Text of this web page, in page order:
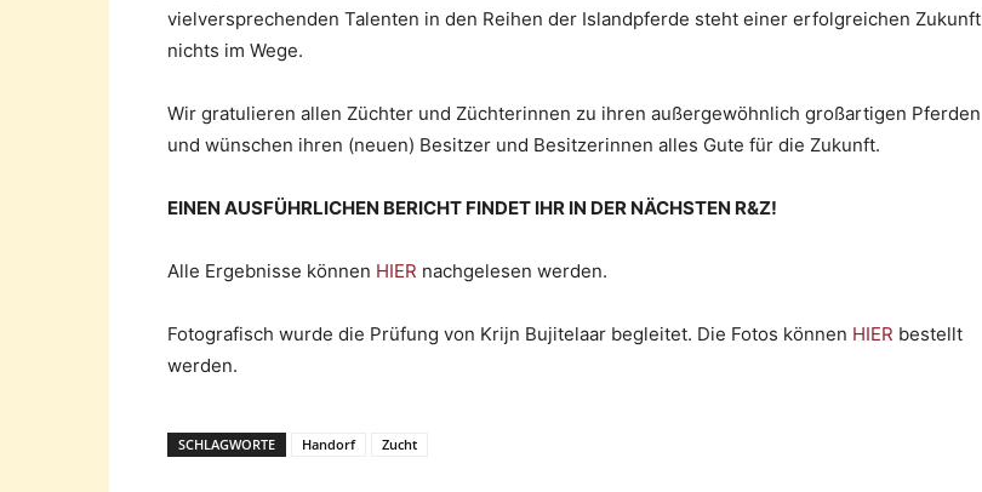
vielversprechenden Talenten in den Reihen der Islandpferde steht einer erfolgreichen Zukunft
nichts im Wege.
Wir gratulieren allen Züchter und Züchterinnen zu ihren außergewöhnlich großartigen Pferden
und wünschen ihren (neuen) Besitzer und Besitzerinnen alles Gute für die Zukunft.
EINEN AUSFÜHRLICHEN BERICHT FINDET IHR IN DER NÄCHSTEN R&Z!
Alle Ergebnisse können HIER nachgelesen werden.
Fotografisch wurde die Prüfung von Krijn Bujitelaar begleitet. Die Fotos können HIER bestellt
werden.
SCHLAGWORTE Handorf Zucht